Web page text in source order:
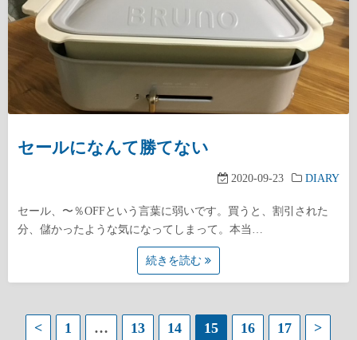
セールになんて勝てない
2020-09-23 DIARY
セール、〜％OFFという言葉に弱いです。買うと、割引された
分、儲かったような気になってしまって。本当…
続きを読む
< 1 … 13 14 15 16 17 >